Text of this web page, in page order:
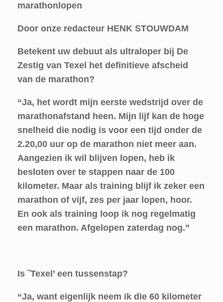
marathonlopen
Door onze redacteur HENK STOUWDAM
Betekent uw debuut als ultraloper bij De
Zestig van Texel het definitieve afscheid
van de marathon?
“Ja, het wordt mijn eerste wedstrijd over de
marathonafstand heen. Mijn lijf kan de hoge
snelheid die nodig is voor een tijd onder de
2.20,00 uur op de marathon niet meer aan.
Aangezien ik wil blijven lopen, heb ik
besloten over te stappen naar de 100
kilometer. Maar als training blijf ik zeker een
marathon of vijf, zes per jaar lopen, hoor.
En ook als training loop ik nog regelmatig
een marathon. Afgelopen zaterdag nog.”
Is ˜Texel’ een tussenstap?
“Ja, want eigenlijk neem ik die 60 kilometer